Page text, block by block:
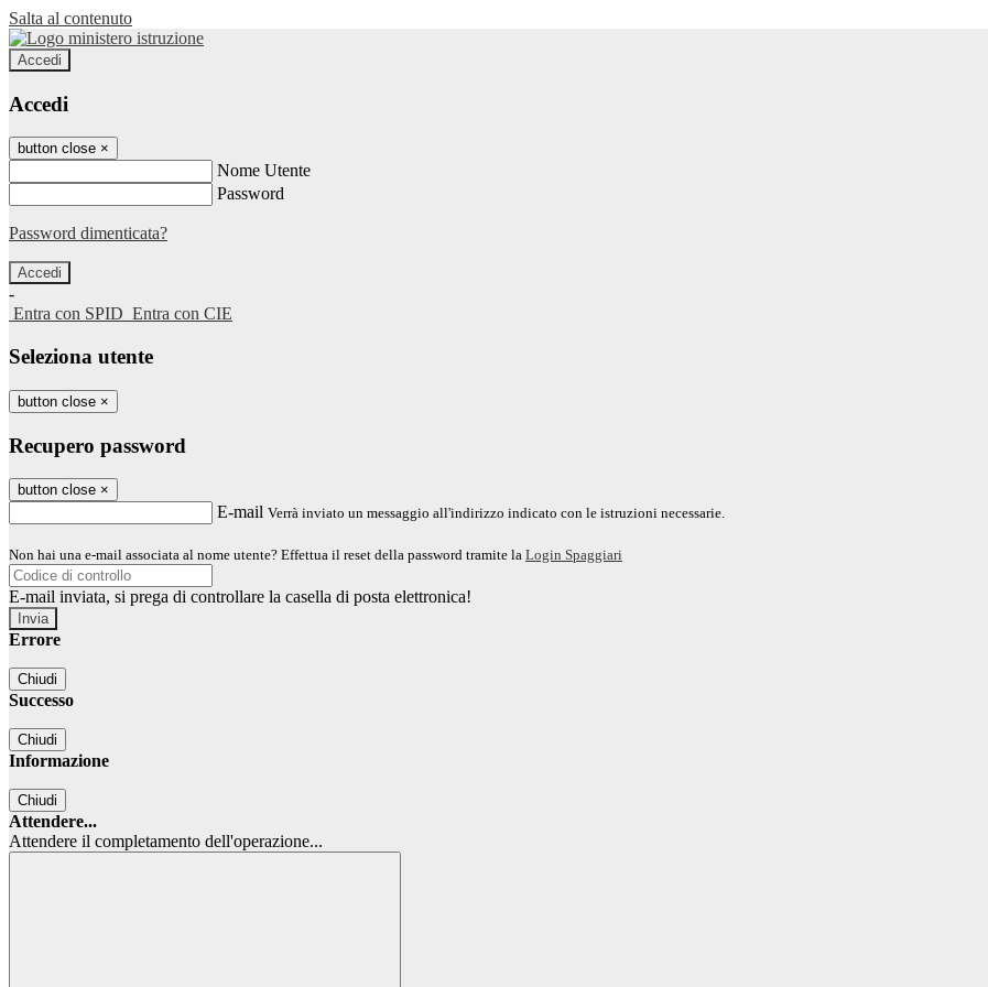
Salta al contenuto
Accedi
Accedi
button close ×
Nome Utente
Password
Password dimenticata?
-
Entra con SPID Entra con CIE
Seleziona utente
button close ×
Recupero password
button close ×
E-mail Verrà inviato un messaggio all'indirizzo indicato con le istruzioni necessarie.
Non hai una e-mail associata al nome utente? Effettua il reset della password tramite la Login Spaggiari
E-mail inviata, si prega di controllare la casella di posta elettronica!
Errore
Chiudi
Successo
Chiudi
Informazione
Chiudi
Attendere...
Attendere il completamento dell'operazione...